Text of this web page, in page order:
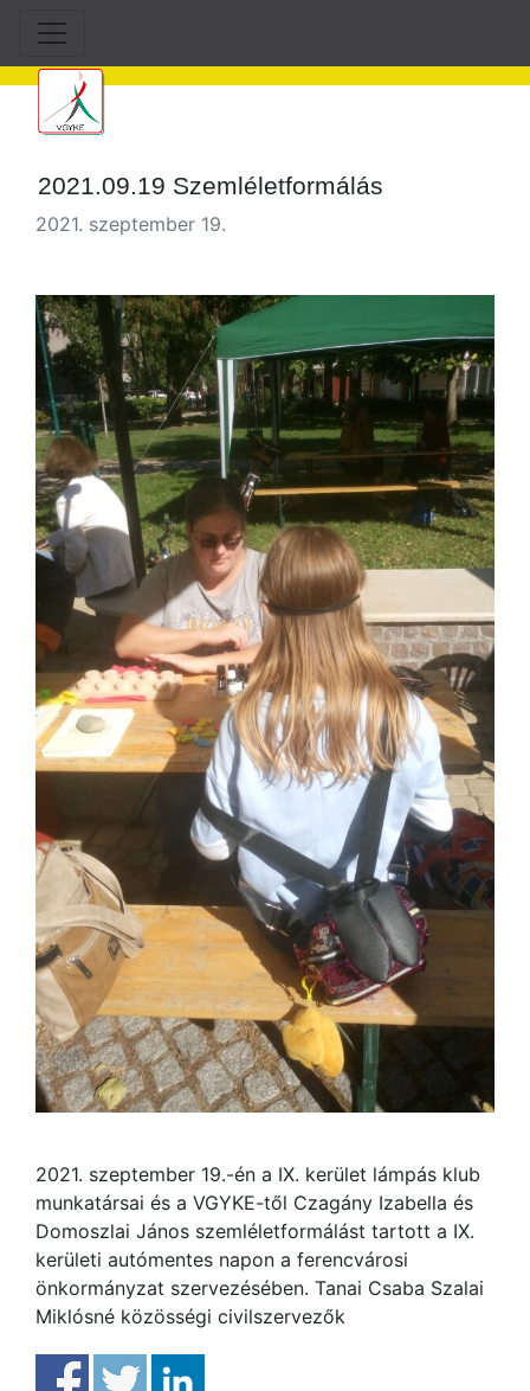
2021.09.19 Szemléletformálás
2021. szeptember 19.
2021. szeptember 19.-én a IX. kerület lámpás klub
munkatársai és a VGYKE-től Czagány Izabella és
Domoszlai János szemléletformálást tartott a IX.
kerületi autómentes napon a ferencvárosi
önkormányzat szervezésében. Tanai Csaba Szalai
Miklósné közösségi civilszervezők